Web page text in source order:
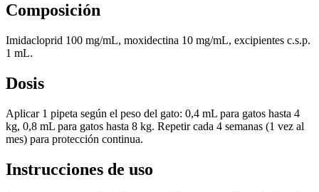
Composición
Imidacloprid 100 mg/mL, moxidectina 10 mg/mL, excipientes c.s.p.
1 mL.
Dosis
Aplicar 1 pipeta según el peso del gato: 0,4 mL para gatos hasta 4
kg, 0,8 mL para gatos hasta 8 kg. Repetir cada 4 semanas (1 vez al
mes) para protección continua.
Instrucciones de uso